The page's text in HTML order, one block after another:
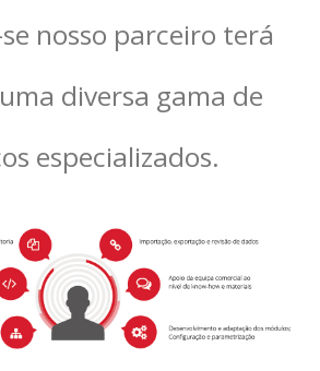
nosso parceiro terá
diversa gama de
especializados.